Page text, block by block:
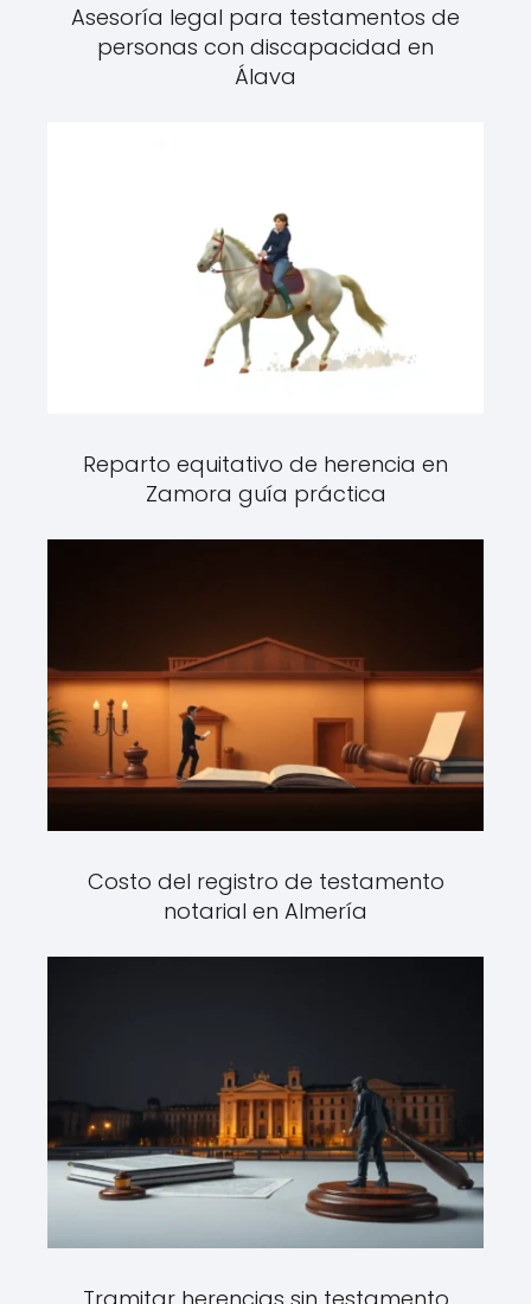
Asesoría legal para testamentos de
personas con discapacidad en
Álava
Reparto equitativo de herencia en
Zamora guía práctica
Costo del registro de testamento
notarial en Almería